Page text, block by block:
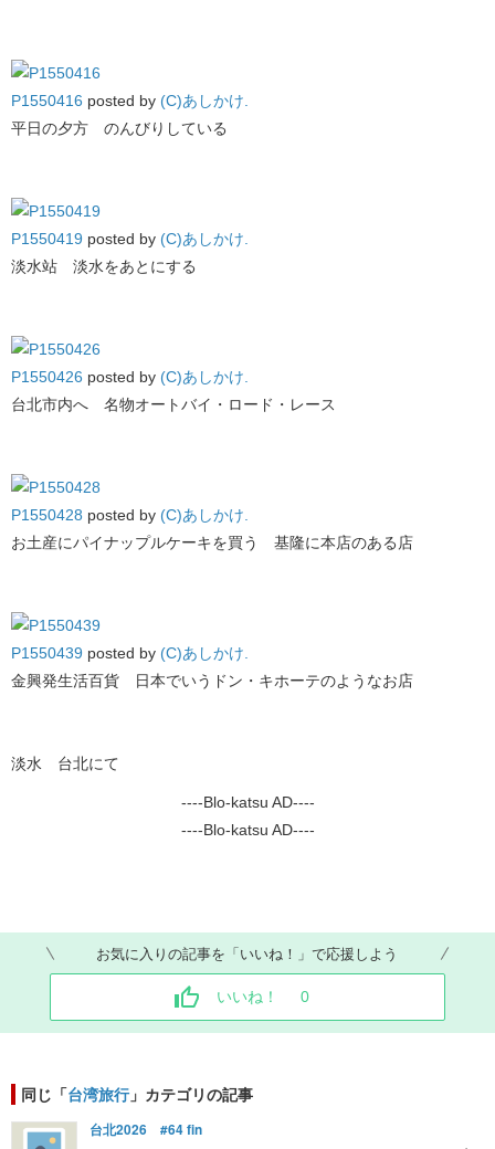
P1550416 posted by (C)あしかけ.
平日の夕方 のんびりしている
P1550419 posted by (C)あしかけ.
淡水站 淡水をあとにする
P1550426 posted by (C)あしかけ.
台北市内へ 名物オートバイ・ロード・レース
P1550428 posted by (C)あしかけ.
お土産にパイナップルケーキを買う 基隆に本店のある店
P1550439 posted by (C)あしかけ.
金興発生活百貨 日本でいうドン・キホーテのようなお店
淡水 台北にて
----Blo-katsu AD----
----Blo-katsu AD----
お気に入りの記事を「いいね！」で応援しよう
いいね！ 0
同じ「台湾旅行」カテゴリの記事
台北2026 #64 fin